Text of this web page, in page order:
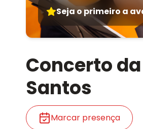
Seja o primeiro a
Concerto
Santos
Marcar presença